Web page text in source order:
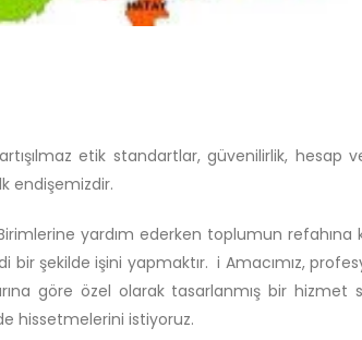
etik standartlar, güvenilirlik, hesap
endişemizdir.
yardım ederken toplumun
şekilde işini yapmaktır. i Amacımız,
göre özel olarak tasarlanmış bir
hissetmelerini istiyoruz.